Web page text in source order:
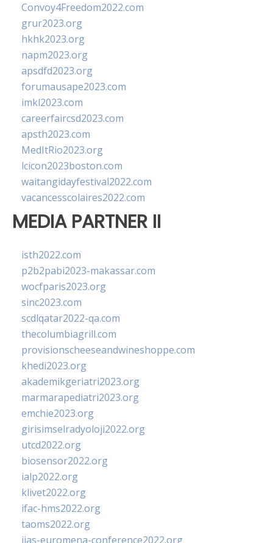
Convoy4Freedom2022.com
grur2023.org
hkhk2023.org
napm2023.org
apsdfd2023.org
forumausape2023.com
imkl2023.com
careerfaircsd2023.com
apsth2023.com
MedItRio2023.org
lcicon2023boston.com
waitangidayfestival2022.com
vacancesscolaires2022.com
MEDIA PARTNER II
isth2022.com
p2b2pabi2023-makassar.com
wocfparis2023.org
sinc2023.com
scdlqatar2022-qa.com
thecolumbiagrill.com
provisionscheeseandwineshoppe.com
khedi2023.org
akademikgeriatri2023.org
marmarapediatri2023.org
emchie2023.org
girisimselradyoloji2022.org
utcd2022.org
biosensor2022.org
ialp2022.org
klivet2022.org
ifac-hms2022.org
taoms2022.org
iias-euromena-conference2022.org